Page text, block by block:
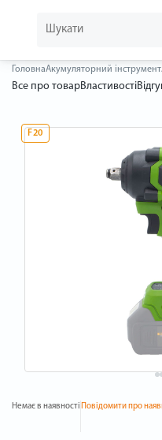
ГоловнаАкумуляторний інструмент
Все про товарВластивості
F20
Немає в наявності Повідомити про